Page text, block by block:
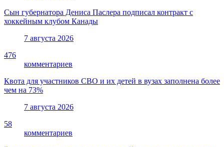
Сын губернатора Дениса Паслера подписал контракт с
хоккейным клубом Канады
7 августа 2026
476
комментариев
Квота для участников СВО и их детей в вузах заполнена более
чем на 73%
7 августа 2026
58
комментариев